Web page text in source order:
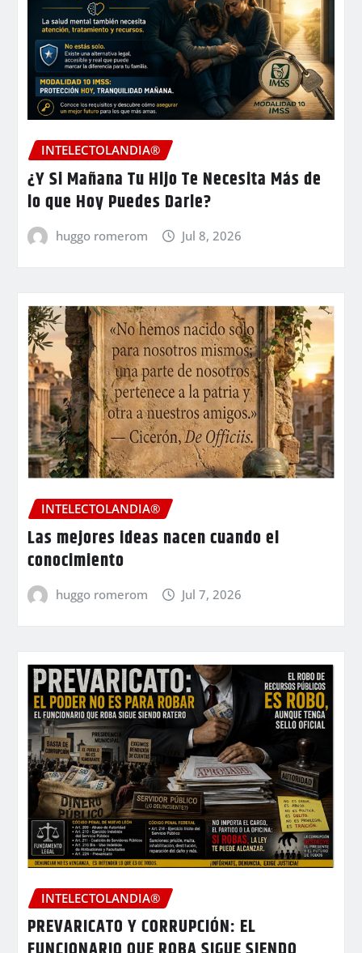
INTELECTOLANDIA®
¿Y Si Mañana Tu Hijo Te Necesita Más de
lo que Hoy Puedes Darle?
huggo romerom Jul 8, 2026
INTELECTOLANDIA®
Las mejores ideas nacen cuando el
conocimiento
huggo romerom Jul 7, 2026
INTELECTOLANDIA®
PREVARICATO Y CORRUPCIÓN: EL